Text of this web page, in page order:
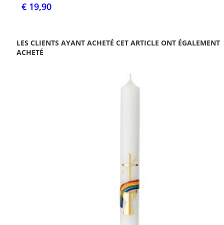
€ 19,90
LES CLIENTS AYANT ACHETÉ CET ARTICLE ONT ÉGALEMENT
ACHETÉ